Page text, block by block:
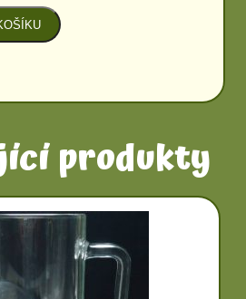
produkty